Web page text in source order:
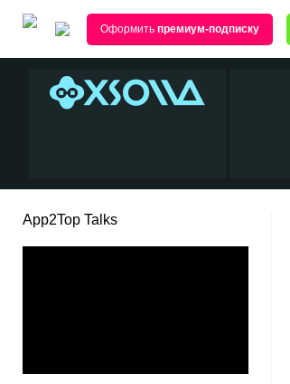
Оформить премиум-подписку
App2Top Talks